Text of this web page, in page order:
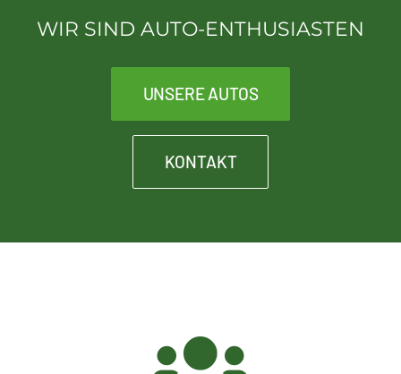
Kult-Blech-Shop für Vereinsmitglieder
WIR SIND AUTO-ENTHUSIASTEN
UNSERE AUTOS
KONTAKT